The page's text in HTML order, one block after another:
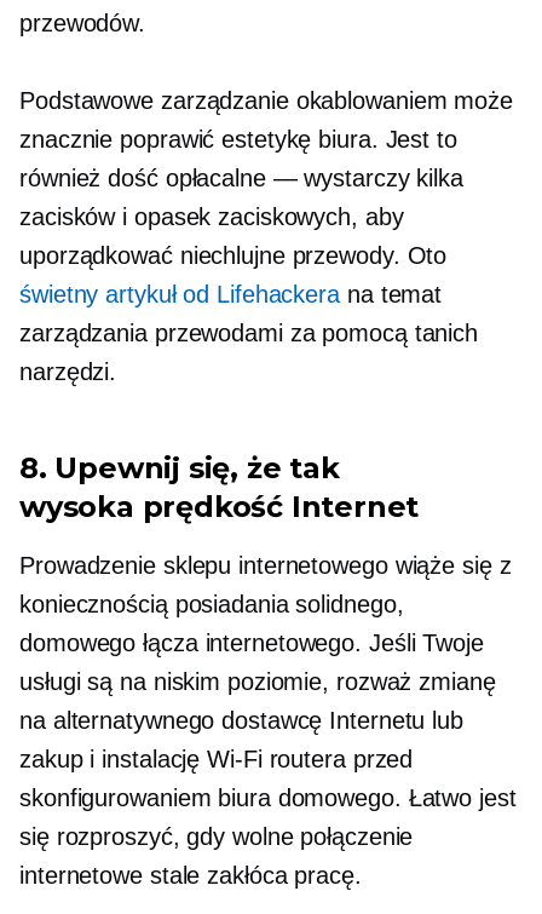
przewodów.
Podstawowe zarządzanie okablowaniem może
znacznie poprawić estetykę biura. Jest to
również dość opłacalne — wystarczy kilka
zacisków i opasek zaciskowych, aby
uporządkować niechlujne przewody. Oto
świetny artykuł od Lifehackera na temat
zarządzania przewodami za pomocą tanich
narzędzi.
8. Upewnij się, że tak
wysoka prędkość Internet
Prowadzenie sklepu internetowego wiąże się z
koniecznością posiadania solidnego,
domowego łącza internetowego. Jeśli Twoje
usługi są na niskim poziomie, rozważ zmianę
na alternatywnego dostawcę Internetu lub
zakup i instalacjęWi-Firoutera przed
skonfigurowaniem biura domowego. Łatwo jest
się rozproszyć, gdy wolne połączenie
internetowe stale zakłóca pracę.